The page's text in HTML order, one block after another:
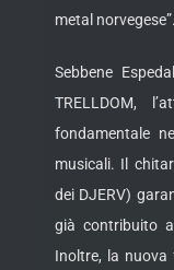
metal norvegese”.
Sebbene
TRELLDOM,
fondamentale
musicali. Il
dei DJERV)
già contribuito
Inoltre, la nuova